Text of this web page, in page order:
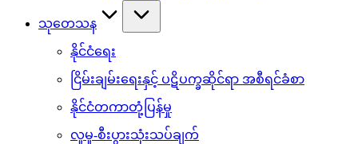
သုတေသန
နိုင်ငံရေး
ငြိမ်းချမ်းရေးနှင့် ပဋိပက္ခဆိုင်ရာ အစီရင်ခံစာ
နိုင်ငံတကာတုံ့ပြန်မှု
လူမှု-စီးပွားသုံးသပ်ချက်